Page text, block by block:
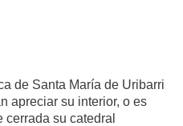
de Santa María de Uribarri
apreciar su interior, o es
cerrada su catedral